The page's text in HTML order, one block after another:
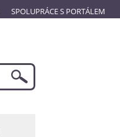
SPOLUPRÁCE S PORTÁLEM